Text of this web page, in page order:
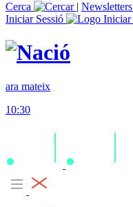
Cerca
| Newsletters
Iniciar Sessió
ara mateix
10:30